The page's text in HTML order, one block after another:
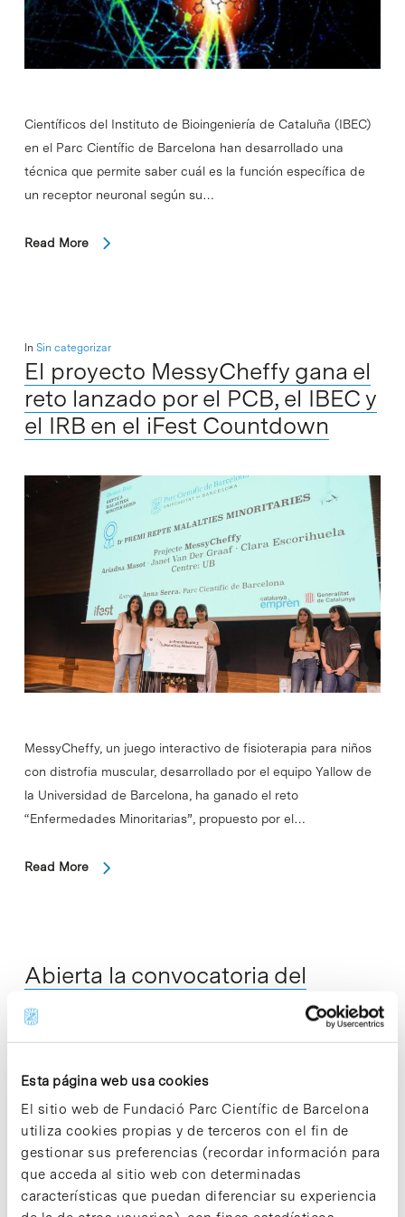
Esta página web usa cookies
El sitio web de Fundació Parc Científic de Barcelona
utiliza cookies propias y de terceros con el fin de
gestionar sus preferencias (recordar información para
que acceda al sitio web con determinadas
características que puedan diferenciar su experiencia
Científicos del Instituto de Bioingeniería de Cataluña (IBEC)
en el Parc Científic de Barcelona han desarrollado una
técnica que permite saber cuál es la función específica de
un receptor neuronal según su…
Read More
In Sin categorizar
El proyecto MessyCheffy gana el
reto lanzado por el PCB, el IBEC y
el IRB en el iFest Countdown
MessyCheffy, un juego interactivo de fisioterapia para niños
con distrofia muscular, desarrollado por el ​equipo Yallow de
la Universidad de Barcelona, ha ganado el reto
“Enfermedades Minoritarias”, propuesto por el…
Read More
Abierta la convocatoria del
programa Investigación en
Sociedad 2018-2019